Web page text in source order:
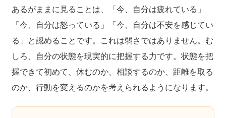
あるがままに見ることは、「今、自分は疲れている」
「今、自分は怒っている」「今、自分は不安を感じてい
る」と認めることです。これは弱さではありません。む
しろ、自分の状態を現実的に把握する力です。状態を把
握できて初めて、休むのか、相談するのか、距離を取る
のか、行動を変えるのかを考えられるようになります。